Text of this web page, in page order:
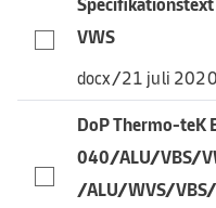
VWS
docx/21 juli 2020
DoP Thermo-teK
040/ALU/VBS/
/ALU/WVS/